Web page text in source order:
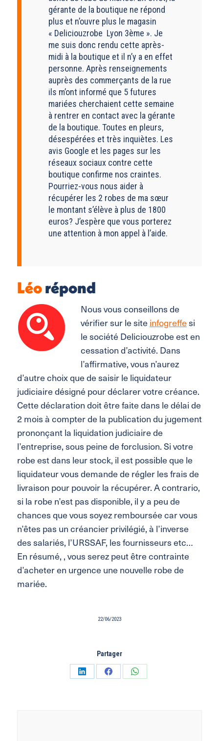
gérante de la boutique ne répond
plus et n’ouvre plus le magasin
« Deliciouzrobe Lyon 3ème ». Je
me suis donc rendu cette après-
midi à la boutique et il n’y a en effet
personne. Après renseignements
auprès des commerçants de la rue
ils m’ont informé que 5 futures
mariées cherchaient cette semaine
à rentrer en contact avec la gérante
de la boutique. Toutes en pleurs,
désespérées et très inquiètes. Les
avis Google et les pages sur les
réseaux sociaux contre cette
boutique confirme nos craintes.
Pourriez-vous nous aider à
récupérer les 2 robes de ma sœur
le montant s’élève à plus de 1800
euros? J’espère que vous porterez
une attention à mon appel à l’aide.
Léorépond
Nous vous conseillons de
vérifier sur le siteinfogreffesi
le société Deliciouzrobe est en
cessation d’activité. Dans
l’affirmative, vous n’aurez
d’autre choix que de saisir le liquidateur
judiciaire désigné pour déclarer votre créance.
Cette déclaration doit être faite dans le délai de
2 mois à compter de la publication du jugement
prononçant la liquidation judiciaire de
l’entreprise, sous peine de forclusion. Si votre
robe est dans leur stock, il est possible que le
liquidateur vous demande de régler les frais de
livraison pour pouvoir la récupérer. A contrario,
si la robe n’est pas disponible, il y a peu de
chances que vous soyez remboursée car vous
n’êtes pas un créancier privilégié, à l’inverse
des salariés, l’URSSAF, les fournisseurs etc…
En résumé, , vous serez peut être contrainte
d’acheter en urgence une nouvelle robe de
mariée.
22/06/2023
Partager
PartagerPartagerPartager